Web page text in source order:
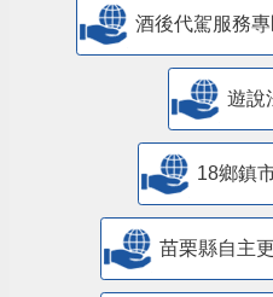
酒後代駕服務專
遊說
18鄉鎮
苗栗縣自主